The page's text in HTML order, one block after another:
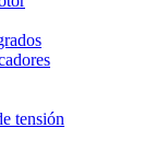
tensión